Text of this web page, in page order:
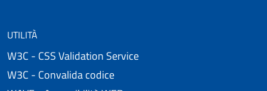
UTILITÀ
W3C - CSS Validation Service
W3C - Convalida codice